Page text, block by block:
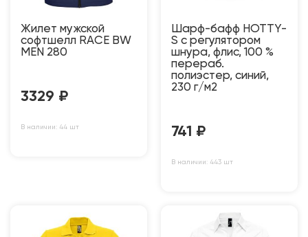
Жилет мужской
софтшелл RACE BW
MEN 280
3329 ₽
В наличии: 44 шт
Шарф-бафф HOTTY-
S с регулятором
шнура, флис, 100 %
перераб.
полиэстер, синий,
230 г/м2
741 ₽
В наличии: 443 шт